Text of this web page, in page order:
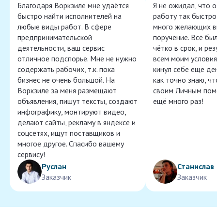
Благодаря Воркзиле мне удаётся
быстро найти исполнителей на
любые виды работ. В сфере
предпринимательской
деятельности, ваш сервис
отличное подспорье. Мне не нужно
содержать рабочих, т.к. пока
бизнес не очень большой. На
Воркзиле за меня размещают
объявления, пишут тексты, создают
инфографику, монтируют видео,
делают сайты, рекламу в яндексе и
соцсетях, ищут поставщиков и
многое другое. Спасибо вашему
сервису!
Руслан
Заказчик
Я не ожидал, что
работу так
много желающих
поручение. Всё
чётко в срок, и
всем моим
кинул себе ещё
как точно знаю,
своим Личным
ещё много раз!
Станислав
Заказчик